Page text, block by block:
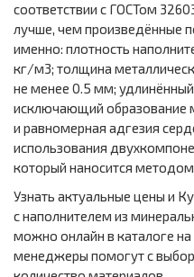
соответствии с ГОСТом
лучше, чем произведённые
именно: плотность
кг/м3; толщина
не менее 0.5 мм;
исключающий образование
и равномерная адгезия
использования
который наносится
Узнать актуальные цены и
с наполнителем из
можно онлайн в каталоге
менеджеры помогут с